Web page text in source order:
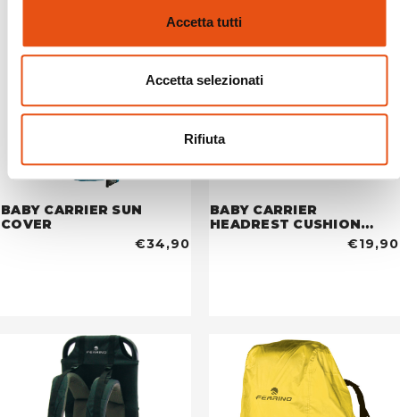
Accetta tutti
Accetta selezionati
Rifiuta
BABY CARRIER SUN
COVER
€34,90
BABY CARRIER
HEADREST CUSHION
€19,90